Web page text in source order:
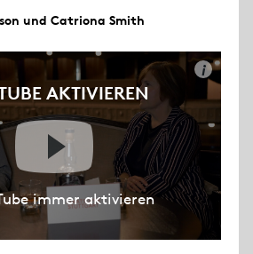
und Catriona Smith
AKTIVIEREN
i
immer aktivieren